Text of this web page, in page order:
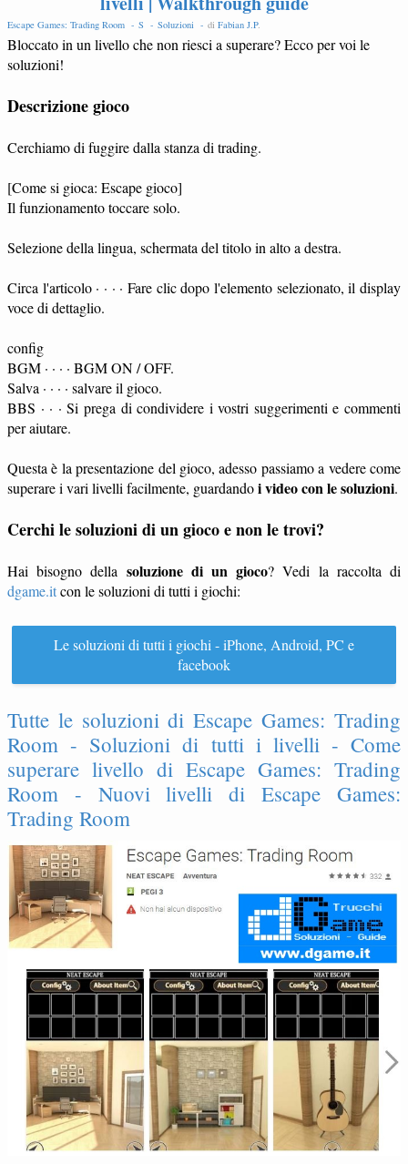
Escape Games: Trading Room - S - Soluzioni - di Fabian J.P.
Bloccato in un livello che non riesci a superare? Ecco per voi le
soluzioni!
Descrizione gioco
Cerchiamo di fuggire dalla stanza di trading.
[Come si gioca: Escape gioco]
Il funzionamento toccare solo.
Selezione della lingua, schermata del titolo in alto a destra.
Circa l'articolo · · · · Fare clic dopo l'elemento selezionato, il display
voce di dettaglio.
config
BGM · · · · BGM ON / OFF.
Salva · · · · salvare il gioco.
BBS · · · Si prega di condividere i vostri suggerimenti e commenti
per aiutare.
Questa è la presentazione del gioco, adesso passiamo a vedere come
superare i vari livelli facilmente, guardandoi video con le soluzioni.
Cerchi le soluzioni di un gioco e non le trovi?
Hai bisogno della soluzione di un gioco? Vedi la raccolta di
dgame.itcon le soluzioni di tutti i giochi:
Le soluzioni di tutti i giochi - iPhone, Android, PC e
facebook
Tutte le soluzioni di Escape Games: Trading
Room - Soluzioni di tutti i livelli - Come
superare livello di Escape Games: Trading
Room - Nuovi livelli di Escape Games:
Trading Room